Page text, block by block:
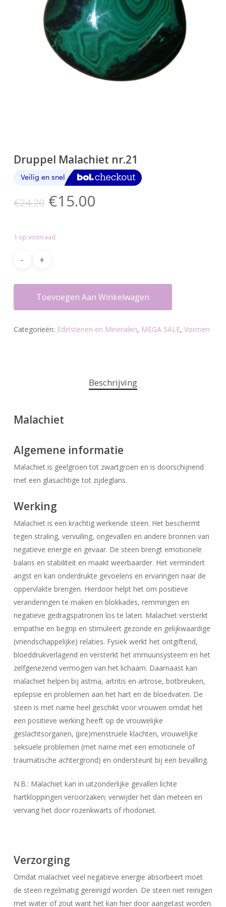
Geen producten in uw winkelwagen.
Go To Shop
Druppel Malachiet nr.21
€24.20 Oorspronkelijke
was:
€24.20.
€15.00Huidige
1 op voorraad
Toevoegen Aan Winkelwagen
Categorieën: Edelstenen en Mineralen, MEGA SALE, Vormen
Beschrijving
Malachiet
Algemene informatie
Malachiet is geelgroen tot zwartgroen en is doorschijnend
met een glasachtige tot zijdeglans.
Werking
Malachiet is een krachtig werkende steen. Het beschermt
tegen straling, vervuiling, ongevallen en andere bronnen van
negatieve energie en gevaar. De steen brengt emotionele
balans en stabiliteit en maakt weerbaarder. Het vermindert
angst en kan onderdrukte gevoelens en ervaringen naar de
oppervlakte brengen. Hierdoor helpt het om positieve
veranderingen te maken en blokkades, remmingen en
negatieve gedragspatronen los te laten. Malachiet versterkt
empathie en begrip en stimuleert gezonde en gelijkwaardige
(vriendschappelijke) relaties. Fysiek werkt het ontgiftend,
bloeddrukverlagend en versterkt het immuunsysteem en het
zelfgenezend vermogen van het lichaam. Daarnaast kan
malachiet helpen bij astma, artritis en artrose, botbreuken,
epilepsie en problemen aan het hart en de bloedvaten. De
steen is met name heel geschikt voor vrouwen omdat het
een positieve werking heeft op de vrouwelijke
geslachtsorganen, (pre)menstruele klachten, vrouwelijke
seksuele problemen (met name met een emotionele of
traumatische achtergrond) en ondersteunt bij een bevalling.
N.B.: Malachiet kan in uitzonderlijke gevallen lichte
hartkloppingen veroorzaken; verwijder het dan meteen en
vervang het door rozenkwarts of rhodoniet.
Verzorging
Omdat malachiet veel negatieve energie absorbeert moet
de steen regelmatig gereinigd worden. De steen niet reinigen
met water of zout want het kan hier door aangetast worden.